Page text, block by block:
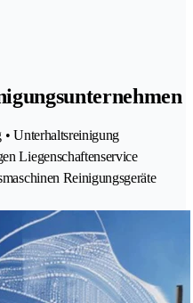
Unterhaltsreinigung
Liegenschaftenservice
Reinigungsgeräte